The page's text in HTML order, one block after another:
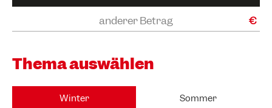
€
Thema auswählen
Winter Sommer